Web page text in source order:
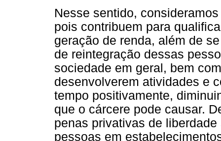
Nesse sentido,
pois contribuem para
geração de renda, além de
de reintegração dessas
sociedade em geral, bem
desenvolverem atividades e
tempo positivamente,
que o cárcere pode causar.
penas privativas de
pessoas em